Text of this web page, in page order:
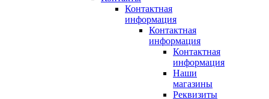
Контактная
информация
Контактная
информация
Контактная
информация
Наши
магазины
Реквизиты